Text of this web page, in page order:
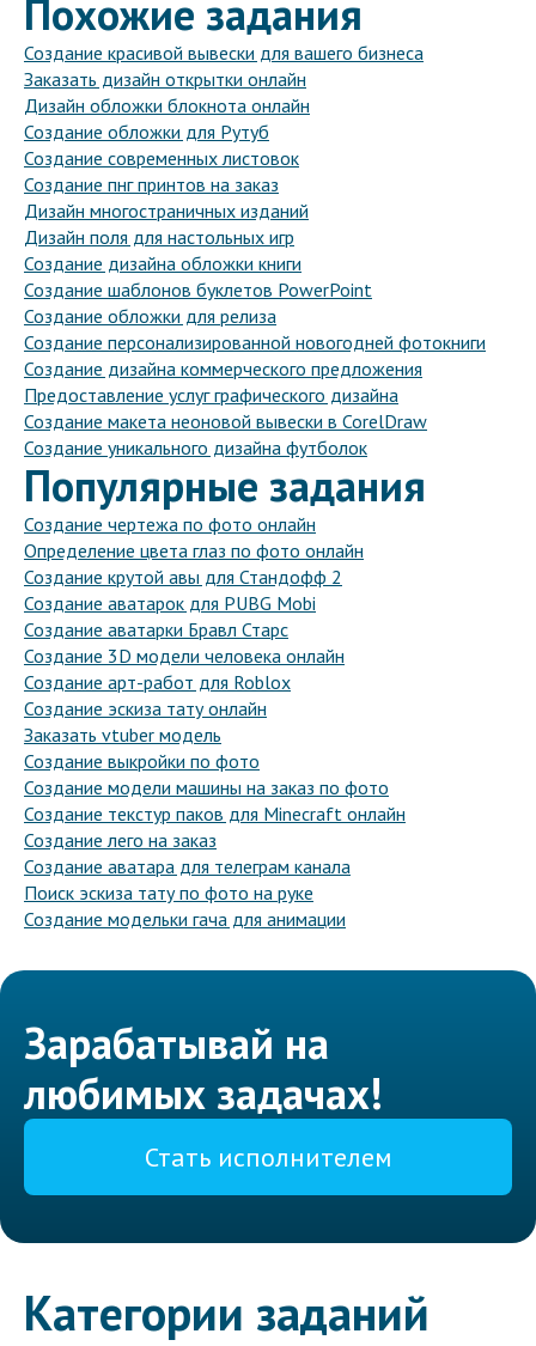
Похожие задания
Создание красивой вывески для вашего бизнеса
Заказать дизайн открытки онлайн
Дизайн обложки блокнота онлайн
Создание обложки для Рутуб
Создание современных листовок
Создание пнг принтов на заказ
Дизайн многостраничных изданий
Дизайн поля для настольных игр
Создание дизайна обложки книги
Создание шаблонов буклетов PowerPoint
Создание обложки для релиза
Создание персонализированной новогодней фотокниги
Создание дизайна коммерческого предложения
Предоставление услуг графического дизайна
Создание макета неоновой вывески в CorelDraw
Создание уникального дизайна футболок
Популярные задания
Создание чертежа по фото онлайн
Определение цвета глаз по фото онлайн
Создание крутой авы для Стандофф 2
Создание аватарок для PUBG Mobi
Создание аватарки Бравл Старс
Создание 3D модели человека онлайн
Создание арт-работ для Roblox
Создание эскиза тату онлайн
Заказать vtuber модель
Создание выкройки по фото
Создание модели машины на заказ по фото
Создание текстур паков для Minecraft онлайн
Создание лего на заказ
Создание аватара для телеграм канала
Поиск эскиза тату по фото на руке
Создание модельки гача для анимации
Зарабатывай на
любимых задачах!
Стать исполнителем
Категории заданий